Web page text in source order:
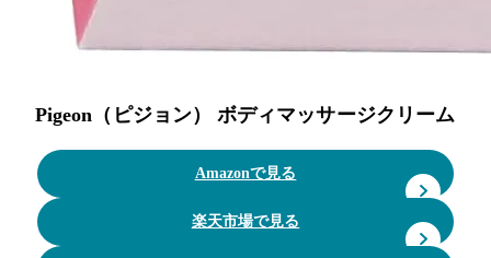
Pigeon（ピジョン） ボディマッサージクリーム
Amazonで見る
楽天市場で見る